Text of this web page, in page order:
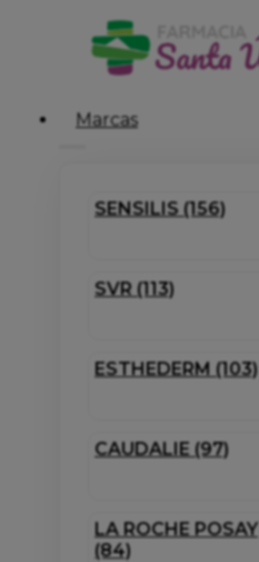
Marcas
SENSILIS (156)
SVR (113)
ESTHEDERM (103)
CAUDALIE (97)
LA ROCHE POSAY
(84)